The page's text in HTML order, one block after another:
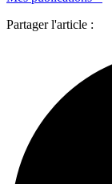
Partager l'article :